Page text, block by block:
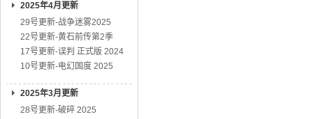
2025年4月更新
29号更新-战争迷雾2025
22号更新-黄石前传第2季
17号更新-误判 正式版 2024
10号更新-电幻国度 2025
2025年3月更新
28号更新-破碎 2025